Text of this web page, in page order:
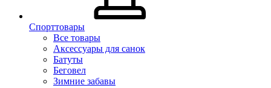
Спорттовары
Все товары
Аксессуары для санок
Батуты
Беговел
Зимние забавы